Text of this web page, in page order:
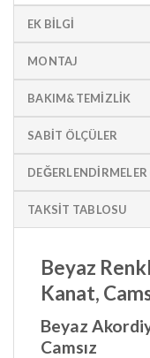
EK BILGI
MONTAJ
BAKIM&TEMIZLIK
SABIT ÖLÇÜLER
DEĞERLENDIRMELER
TAKSIT TABLOSU
Beyaz
Kanat,
Beyaz
Camsız